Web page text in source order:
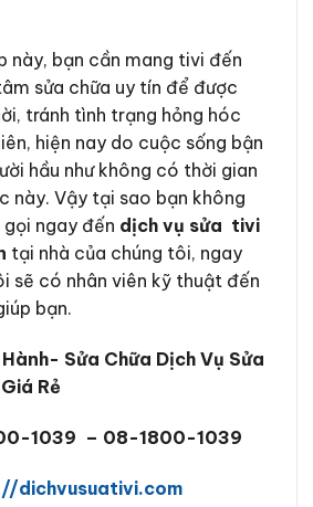
này, bạn cần mang tivi đến
sửa chữa uy tín để được
tránh tình trạng hỏng hóc
hiện nay do cuộc sống bận
hầu như không có thời gian
này. Vậy tại sao bạn không
ngay đến dịch vụ sửa tivi
tại nhà của chúng tôi, ngay
sẽ có nhân viên kỹ thuật đến
bạn.
Sửa Chữa Dịch Vụ Sửa
Rẻ
1039 – 08-1800-1039
dichvusuativi.com